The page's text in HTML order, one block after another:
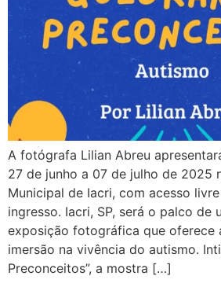
A fotógrafa Lilian Abreu
27 de junho a 07 de julho de 2025
Municipal de Iacri, com acesso
ingresso. Iacri, SP, será o palco de
exposição fotográfica que oferece
imersão na vivência do autismo.
Preconceitos”, a mostra […]